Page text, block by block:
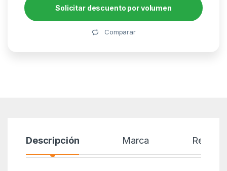
Solicitar descuento por volumen
Comparar
Descripción Marca Reseñas